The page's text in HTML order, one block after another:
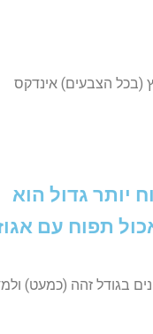
(בכל הצבעים) אינדקס
יותר גדול הוא
תפוח עם
בגודל זהה (כמעט)